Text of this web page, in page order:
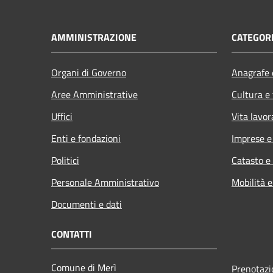
AMMINISTRAZIONE
Organi di Governo
Aree Amministrative
Uffici
Enti e fondazioni
Politici
Personale Amministrativo
Documenti e dati
Cultura
Vita
Imprese
Catasto
Mobilità
CONTATTI
Comune di Merì